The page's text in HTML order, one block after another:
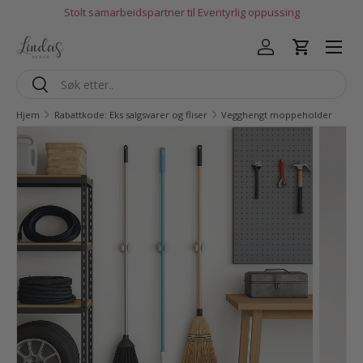
Hopp til innholdStolt samarbeidspartner til Eventyrlig oppussing
SøkSøk
Logg innHandlekurv
Hjem Rabattkode: Eks salgsvarer og fliser Vegghengt moppeholder
Gå til produktinfo